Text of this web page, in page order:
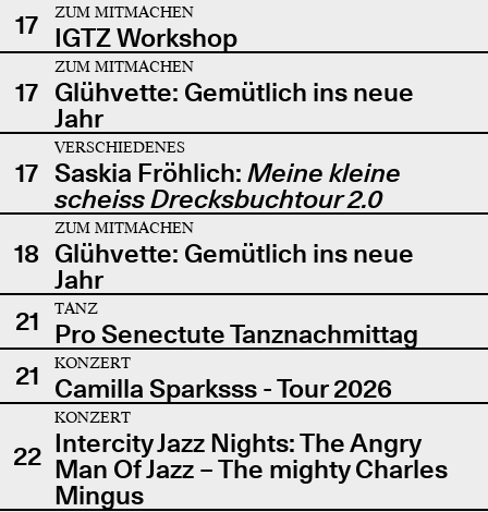
17
ZUM MITMACHEN
IGTZ Workshop
17
ZUM MITMACHEN
Glühvette: Gemütlich ins neue
Jahr
17
VERSCHIEDENES
Saskia Fröhlich: Meine kleine
scheiss Drecksbuchtour 2.0
18
ZUM MITMACHEN
Glühvette: Gemütlich ins neue
Jahr
21
TANZ
Pro Senectute Tanznachmittag
21
KONZERT
Camilla Sparksss - Tour 2026
22
KONZERT
Intercity Jazz Nights: The Angry
Man Of Jazz – The mighty Charles
Mingus